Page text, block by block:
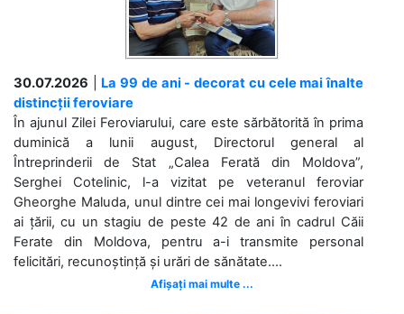
30.07.2026
La 99 de ani - decorat cu cele mai înalte
distincții feroviare
În ajunul Zilei Feroviarului, care este sărbătorită în prima
duminică a lunii august, Directorul general al
Întreprinderii de Stat „Calea Ferată din Moldova”,
Serghei Cotelinic, l-a vizitat pe veteranul feroviar
Gheorghe Maluda, unul dintre cei mai longevivi feroviari
ai țării, cu un stagiu de peste 42 de ani în cadrul Căii
Ferate din Moldova, pentru a-i transmite personal
felicitări, recunoștință și urări de sănătate....
Afișați mai multe ...